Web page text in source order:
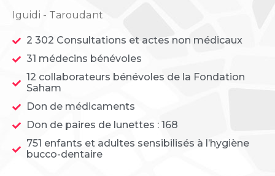
Iguidi - Taroudant
2 302 Consultations et actes non médicaux
31 médecins bénévoles
12 collaborateurs bénévoles de la Fondation
Saham
Don de médicaments
Don de paires de lunettes : 168
751 enfants et adultes sensibilisés à l’hygiène
bucco-dentaire